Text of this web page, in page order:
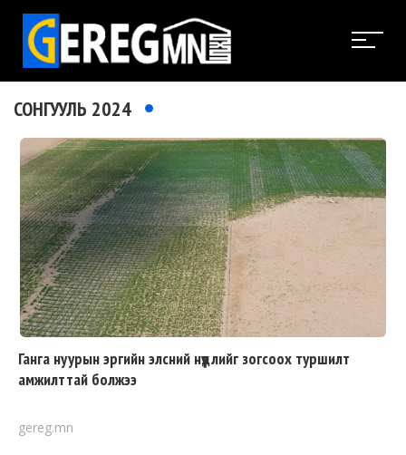
СОНГУУЛЬ 2024
Ганга нуурын эргийн элсний нүүдлийг зогсоох туршилт
амжилттай болжээ
gereg.mn